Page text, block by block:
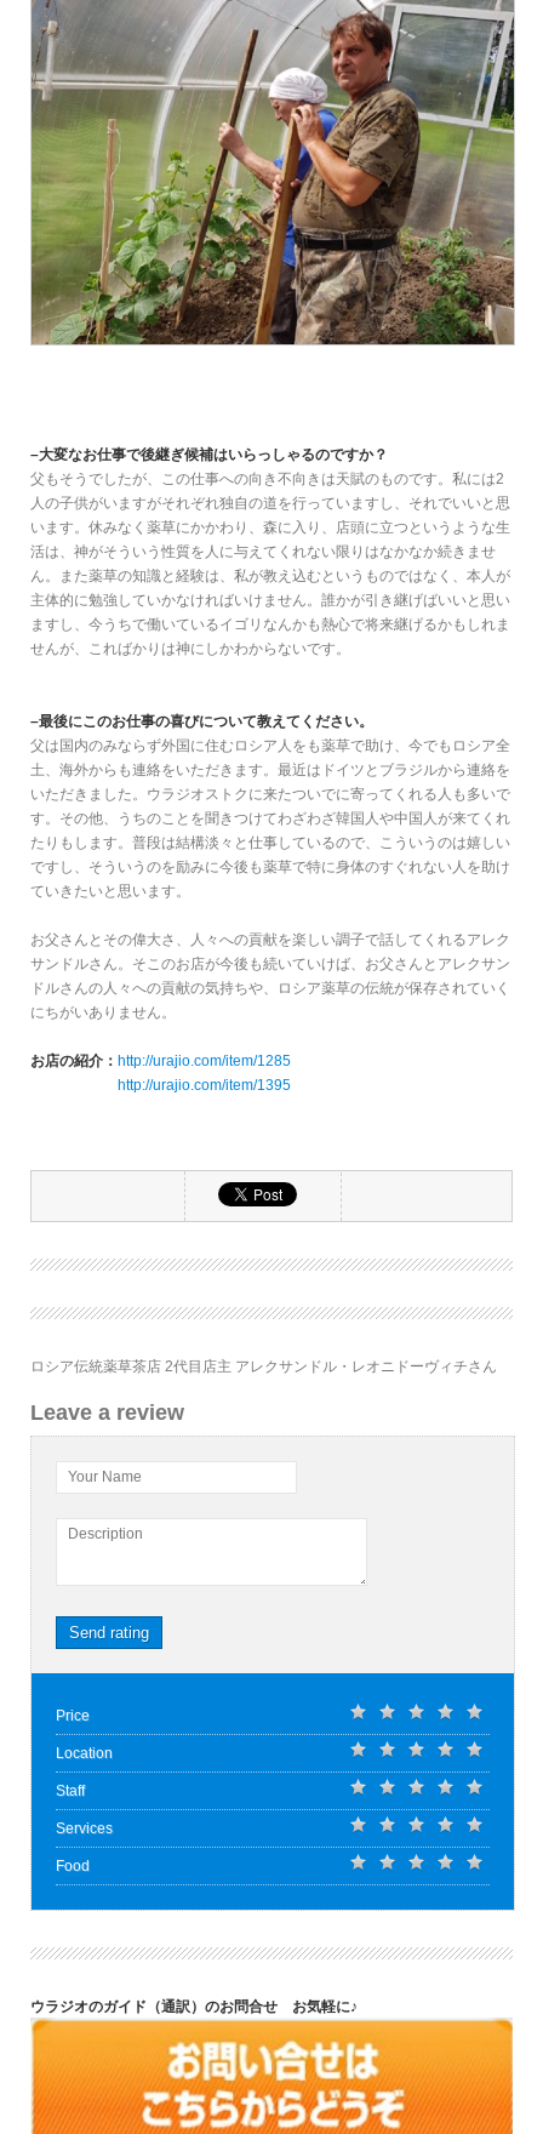
–大変なお仕事で後継ぎ候補はいらっしゃるのですか？
父もそうでしたが、この仕事への向き不向きは天賦のものです。私には2
人の子供がいますがそれぞれ独自の道を行っていますし、それでいいと思
います。休みなく薬草にかかわり、森に入り、店頭に立つというような生
活は、神がそういう性質を人に与えてくれない限りはなかなか続きませ
ん。また薬草の知識と経験は、私が教え込むというものではなく、本人が
主体的に勉強していかなければいけません。誰かが引き継げばいいと思い
ますし、今うちで働いているイゴリなんかも熱心で将来継げるかもしれま
せんが、こればかりは神にしかわからないです。
–最後にこのお仕事の喜びについて教えてください。
父は国内のみならず外国に住むロシア人をも薬草で助け、今でもロシア全
土、海外からも連絡をいただきます。最近はドイツとブラジルから連絡を
いただきました。ウラジオストクに来たついでに寄ってくれる人も多いで
す。その他、うちのことを聞きつけてわざわざ韓国人や中国人が来てくれ
たりもします。普段は結構淡々と仕事しているので、こういうのは嬉しい
ですし、そういうのを励みに今後も薬草で特に身体のすぐれない人を助け
ていきたいと思います。
お父さんとその偉大さ、人々への貢献を楽しい調子で話してくれるアレク
サンドルさん。そこのお店が今後も続いていけば、お父さんとアレクサン
ドルさんの人々への貢献の気持ちや、ロシア薬草の伝統が保存されていく
にちがいありません。
お店の紹介： http://urajio.com/item/1285
http://urajio.com/item/1395
ロシア伝統薬草茶店 2代目店主 アレクサンドル・レオニドーヴィチさん
Leave a review
Your Name
Description
Send rating
Price
Location
Staff
Services
Food
ウラジオのガイド（通訳）のお問合せ お気軽に♪